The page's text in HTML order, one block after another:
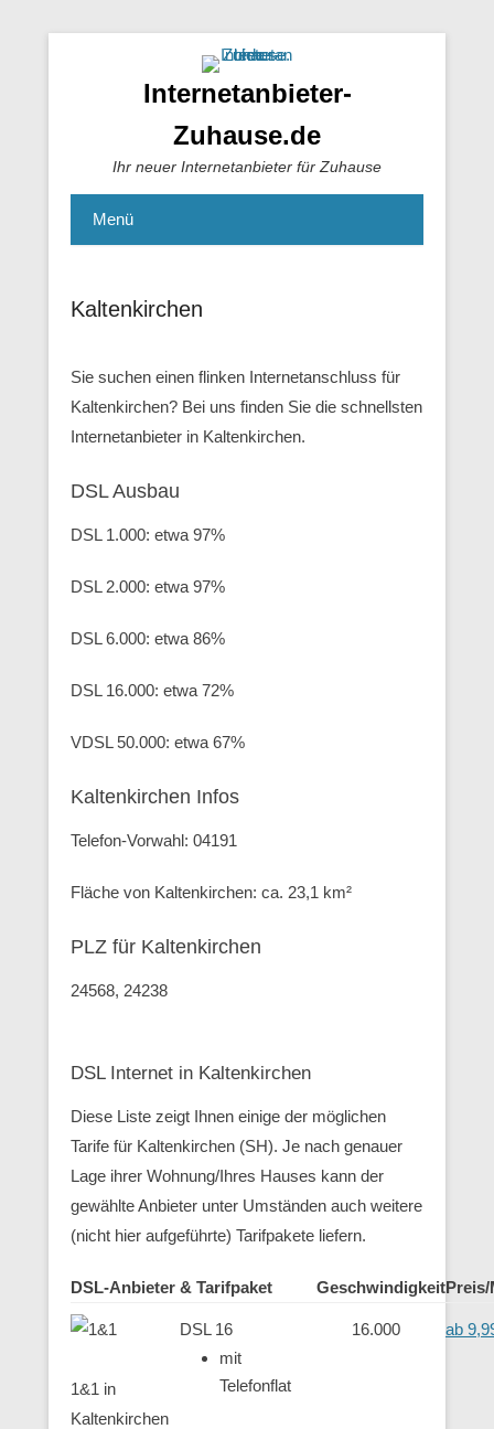
Internetanbieter-
Zuhause.de
Ihr neuer Internetanbieter für Zuhause
Menü
Kaltenkirchen
Sie suchen einen flinken Internetanschluss für
Kaltenkirchen? Bei uns finden Sie die schnellsten
Internetanbieter in Kaltenkirchen.
DSL Ausbau
DSL 1.000: etwa 97%
DSL 2.000: etwa 97%
DSL 6.000: etwa 86%
DSL 16.000: etwa 72%
VDSL 50.000: etwa 67%
Kaltenkirchen Infos
Telefon-Vorwahl: 04191
Fläche von Kaltenkirchen: ca. 23,1 km²
PLZ für Kaltenkirchen
24568, 24238
DSL Internet in Kaltenkirchen
Diese Liste zeigt Ihnen einige der möglichen
Tarife für Kaltenkirchen (SH). Je nach genauer
Lage ihrer Wohnung/Ihres Hauses kann der
gewählte Anbieter unter Umständen auch weitere
(nicht hier aufgeführte) Tarifpakete liefern.
DSL-Anbieter & Tarifpaket Geschwindigkeit
1&1 in
Kaltenkirchen
DSL 16
mit
Telefonflat
16.000 ab